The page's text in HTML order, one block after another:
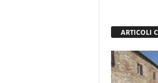
ARTICOLI